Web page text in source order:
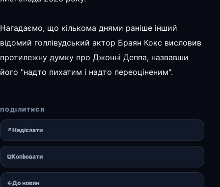
Нагадаємо, що кількома днями раніше інший
відомий голлівудський актор Браян Кокс висловив
протилежну думку про Джонні Деппа, назвавши
його "надто пихатим і надто переоціненим".
ПОДІЛИТИСЯ
↗Надіслати
⧉Копіювати
←До новин